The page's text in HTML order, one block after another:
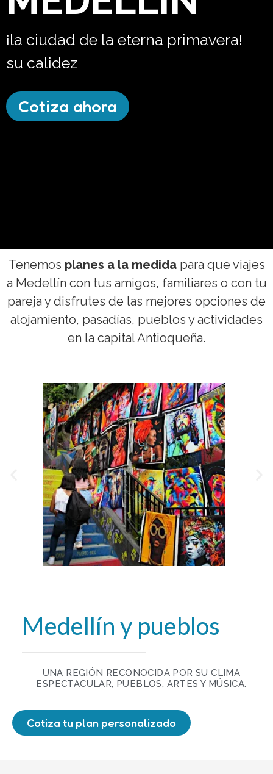
¡la ciudad de la eterna primavera!
su calidez
Cotiza ahora
Tenemos planes a la medidapara que viajes
a Medellín con tus amigos, familiares o con tu
pareja y disfrutes de las mejores opciones de
alojamiento, pasadías, pueblos y actividades
en la capital Antioqueña.
Medellín y pueblos
UNA REGIÓN RECONOCIDA POR SU CLIMA
ESPECTACULAR, PUEBLOS, ARTES Y MÚSICA.
Cotiza tu plan personalizado